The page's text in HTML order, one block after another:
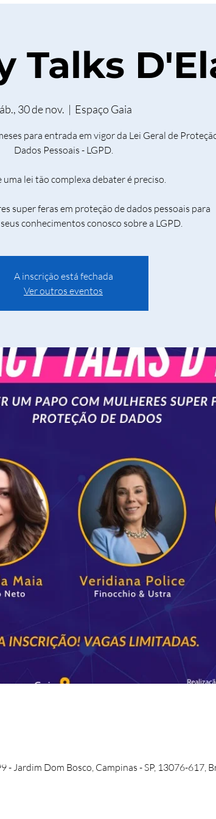
Talks
30 de nov.
  |
Espaço Gaia
para entrada em vigor da Lei Geral de
Dados Pessoais - LGPD.
uma lei tão complexa debater é preciso.
super feras em proteção de dados pessoais para
conhecimentos conosco sobre a LGPD.
A inscrição está fechada
Ver outros eventos
- Jardim Dom Bosco, Campinas - SP, 13076-617,